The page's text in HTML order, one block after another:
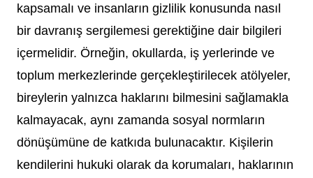
kapsamalı ve insanların gizlilik konusunda nasıl
bir davranış sergilemesi gerektiğine dair bilgileri
içermelidir. Örneğin, okullarda, iş yerlerinde ve
toplum merkezlerinde gerçekleştirilecek atölyeler,
bireylerin yalnızca haklarını bilmesini sağlamakla
kalmayacak, aynı zamanda sosyal normların
dönüşümüne de katkıda bulunacaktır. Kişilerin
kendilerini hukuki olarak da korumaları, haklarının